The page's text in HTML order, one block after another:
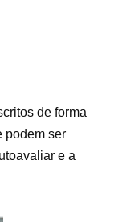
de forma
podem ser
e a